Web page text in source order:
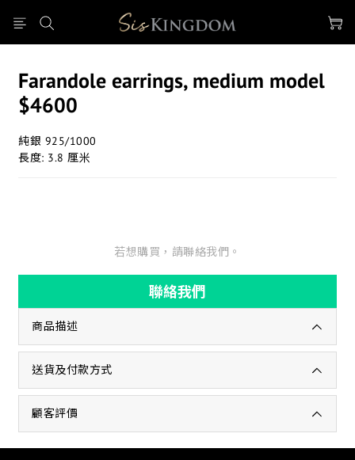
Farandole earrings, medium model
$4600
純銀 925/1000
長度: 3.8 厘米
若想購買，請聯絡我們。
聯絡我們
商品描述
送貨及付款方式
顧客評價